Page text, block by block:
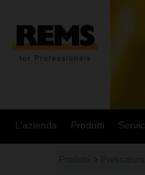
L'azienda Prodotti
Prodotti >